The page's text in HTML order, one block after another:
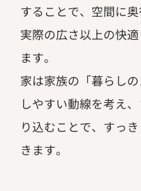
することで、空間に
実際の広さ以上の快
ます。
家は家族の「暮らし
しやすい動線を考え
り込むことで、すっ
きます。